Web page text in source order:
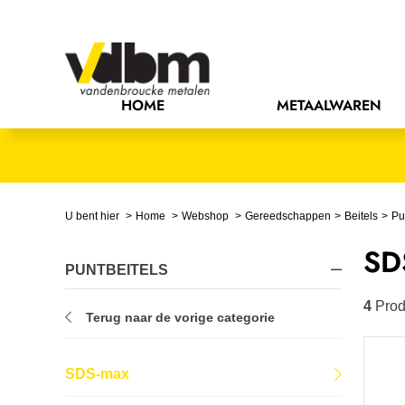
HOME METAALWAREN
Bevestigingsmaterialen
Elektrische componenten
U bent hier Home Webshop Gereedschappen Beitels
PUNTBEITELS
Terug naar de vorige categorie
SDS-max
4